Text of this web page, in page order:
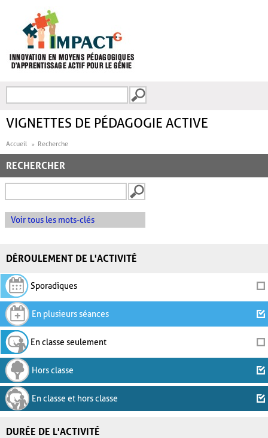
FORMULAIRE DE
VIGNETTES DE PÉDAGOGIE ACTIVE
Accueil Recherche
RECHERCHER
Voir tous les mots-clés
DÉROULEMENT DE L'ACTIVITÉ
Sporadiques
En plusieurs séances
En classe seulement
Hors classe
En classe et hors classe
DURÉE DE L'ACTIVITÉ